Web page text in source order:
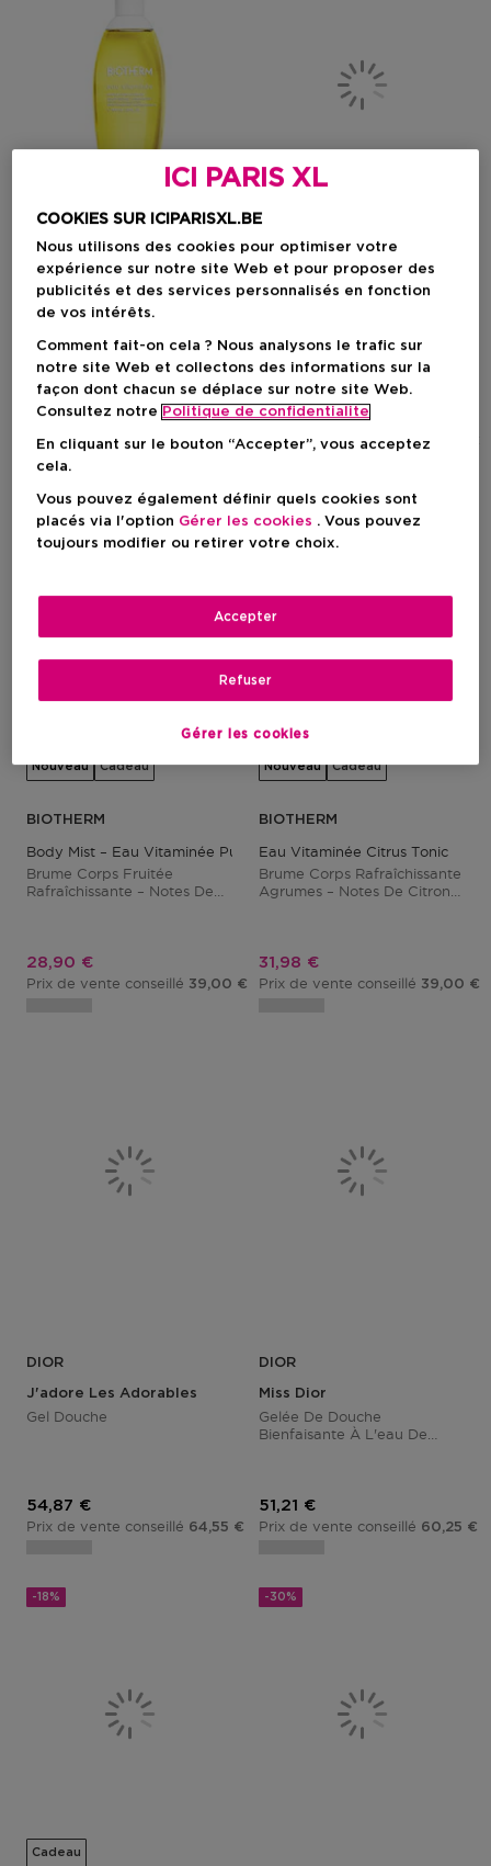
Nouveau Cadeau
BIOTHERM
Eau Vitaminée Impulsion Citron
Agrumes – Notes De Citron,
Freesia, Jasmin & Musc Blanc
Prix promotionnel
31,98 €
Prix de vente conseillé39,00 €
BIOTHERM
– Notes D’abricot, Mandarine
& Bois De Cèdre
Prix promotionnel
31,98 €
Prix de vente conseillé39,00 €
Nouveau Cadeau
BIOTHERM
Body Mist – Eau Vitaminée Pulsation Berry
Brume Corps Fruitée
Rafraîchissante – Notes De
Prix promotionnel
28,90 €
Prix de vente conseillé 39,00 €
-18%
Nouveau Cadeau
BIOTHERM
Eau Vitaminée Citrus Tonic
Brume Corps Rafraîchissante
Agrumes – Notes De Citron
Prix promotionnel
31,98 €
Prix de vente conseillé 39,00 €
DIOR
J'adore Les Adorables
Gel Douche
Prix promotionnel
54,87 €
Prix de vente conseillé 64,55 €
DIOR
Miss Dior
Gelée De Douche
Bienfaisante À L'eau De
Prix promotionnel
51,21 €
Prix de vente conseillé 60,25 €
-18%
Cadeau
-30%
ICI PARIS XL
COOKIES SUR ICIPARISXL.BE
Nous utilisons des cookies pour optimiser votre
expérience sur notre site Web et pour proposer des
publicités et des services personnalisés en fonction
de vos intérêts.
Comment fait-on cela ? Nous analysons le trafic sur
notre site Web et collectons des informations sur la
façon dont chacun se déplace sur notre site Web.
Consultez notre Politique de confidentialite
En cliquant sur le bouton “Accepter”, vous acceptez
cela.
Vous pouvez également définir quels cookies sont
placés via l'option Gérer les cookies . Vous pouvez
toujours modifier ou retirer votre choix.
Gérer les cookies
Refuser
Accepter